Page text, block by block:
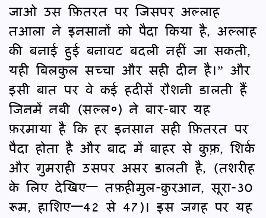
जाओ उस फ़ितरत पर जिसपर अल्लाह
तआला ने इनसानों को पैदा किया है, अल्लाह
की बनाई हुई बनावट बदली नहीं जा सकती,
यही बिलकुल सच्चा और सही दीन है।” और
इसी बात पर वे कई हदीसें रौशनी डालती हैं
जिनमें नबी (सल्ल०) ने बार-बार यह
फ़रमाया है कि हर इनसान सही फ़ितरत पर
पैदा होता है और बाद में बाहर से कुफ़्र, शिर्क
और गुमराही उसपर असर डालती है, (तशरीह
के लिए देखिए— तफ़हीमुल-क़ुरआन, सूरा-30
रूम, हाशिए—42 से 47)। इस जगह पर यह